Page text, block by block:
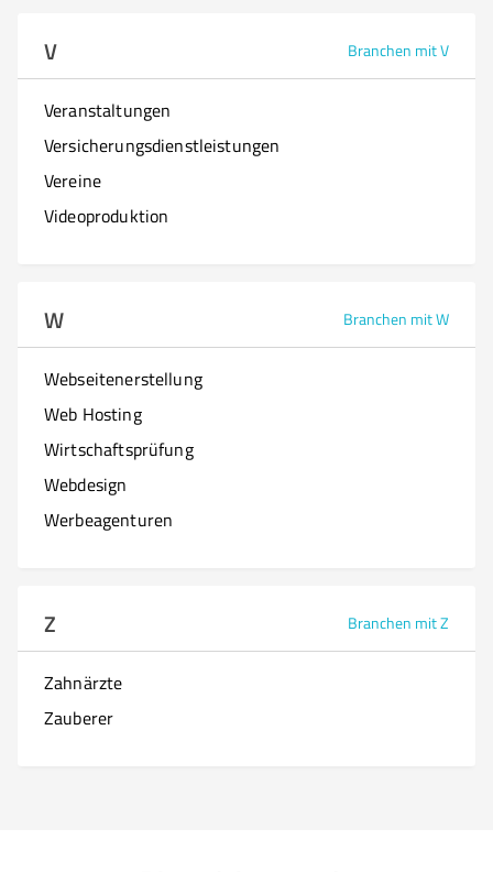
V Branchen mit V
Veranstaltungen
Versicherungsdienstleistungen
Vereine
Videoproduktion
W Branchen mit W
Webseitenerstellung
Web Hosting
Wirtschaftsprüfung
Webdesign
Werbeagenturen
Z Branchen mit Z
Zahnärzte
Zauberer